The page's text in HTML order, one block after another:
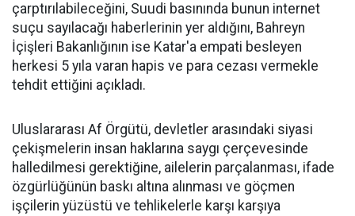
çarptırılabileceğini, Suudi basınında bunun internet
suçu sayılacağı haberlerinin yer aldığını, Bahreyn
İçişleri Bakanlığının ise Katar'a empati besleyen
herkesi 5 yıla varan hapis ve para cezası vermekle
tehdit ettiğini açıkladı.
Uluslararası Af Örgütü, devletler arasındaki siyasi
çekişmelerin insan haklarına saygı çerçevesinde
halledilmesi gerektiğine, ailelerin parçalanması, ifade
özgürlüğünün baskı altına alınması ve göçmen
işçilerin yüzüstü ve tehlikelerle karşı karşıya